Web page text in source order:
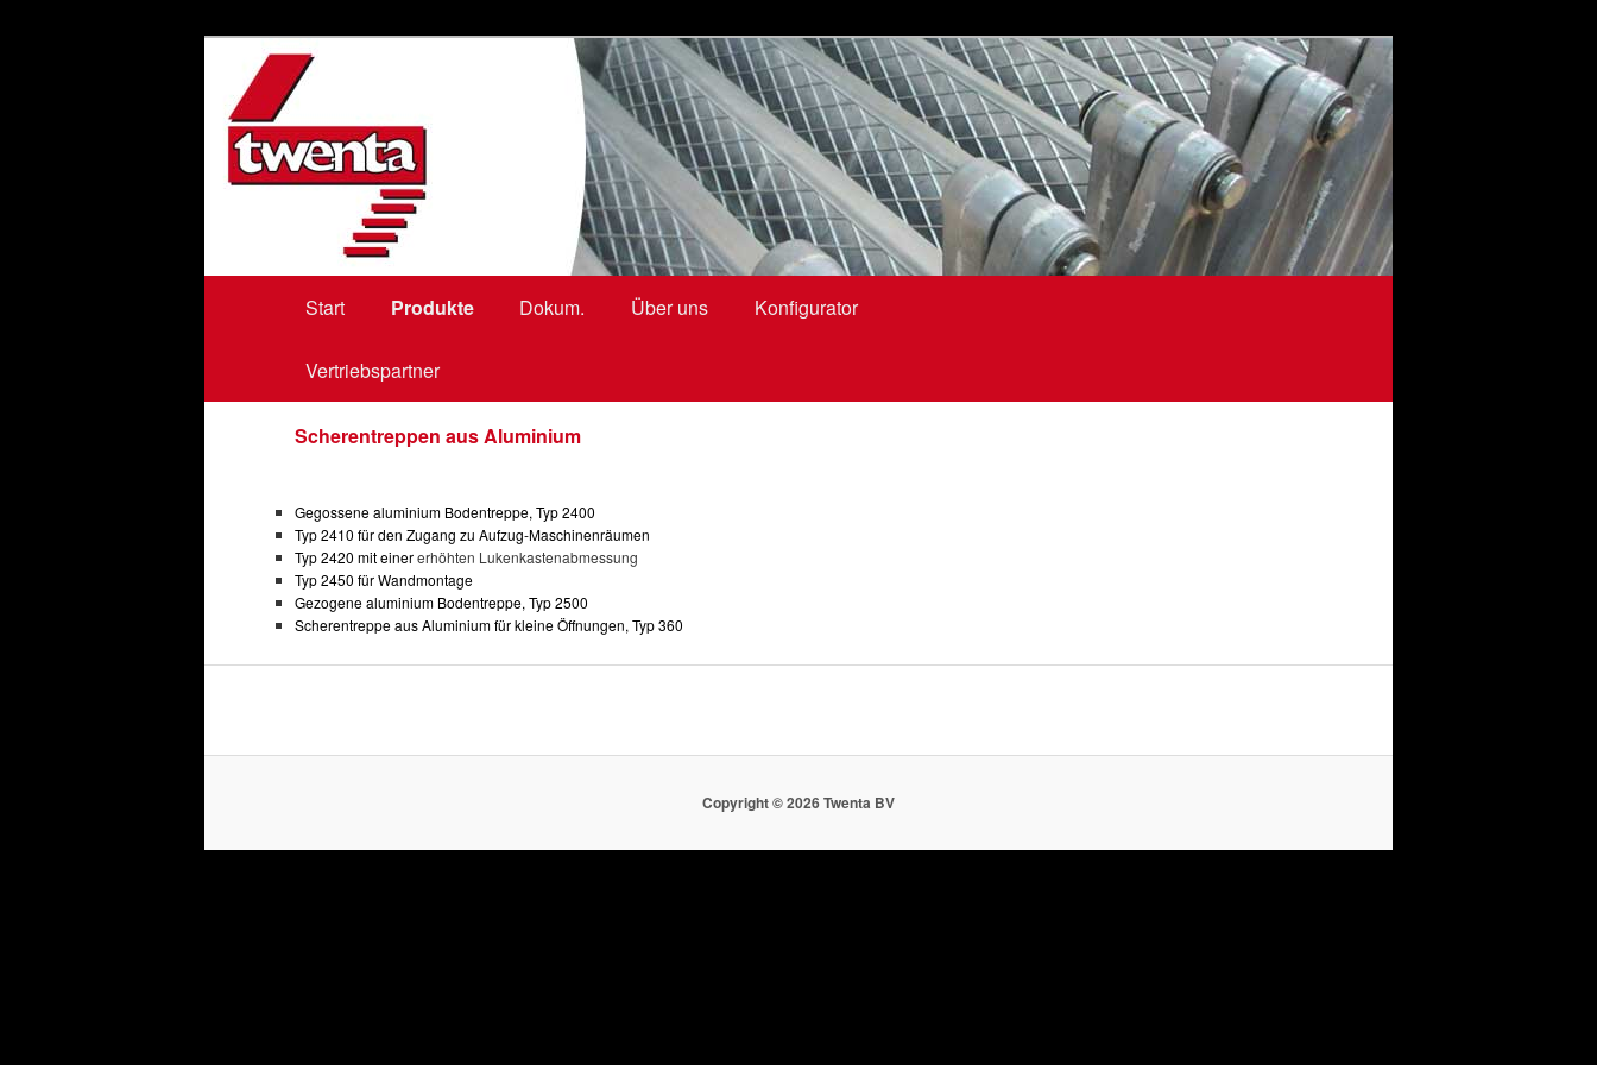
Twenta BV
bodentreppen, loftladders, vlieringtrappen, zoldertrappen, kniestocktüren
Zum
primären
Inhalt
Zum
sekundären
Inhalt
Start Produkte Dokum. Über uns Konfigurator
Vertriebspartner
Scherentreppen aus Aluminium
Gegossene aluminium Bodentreppe, Typ 2400
Typ 2410 für den Zugang zu Aufzug-Maschinenräumen
Typ 2420 mit einererhöhten Lukenkastenabmessung
Typ 2450 für Wandmontage
Gezogene aluminium Bodentreppe, Typ 2500
Scherentreppe aus Aluminium für kleine Öffnungen, Typ 360
Copyright ©2026 Twenta BV